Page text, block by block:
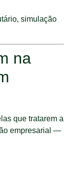
simulação
na
que tratarem a
empresarial —